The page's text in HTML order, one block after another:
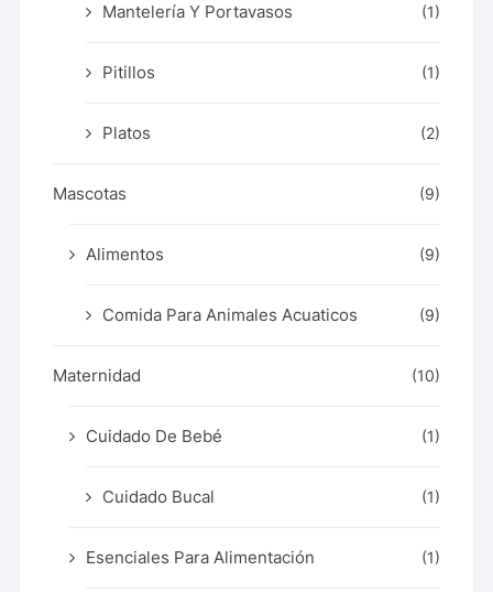
Mantelería Y Portavasos (1)
Pitillos (1)
Platos (2)
Mascotas (9)
Alimentos (9)
Comida Para Animales Acuaticos (9)
Maternidad (10)
Cuidado De Bebé (1)
Cuidado Bucal (1)
Esenciales Para Alimentación (1)